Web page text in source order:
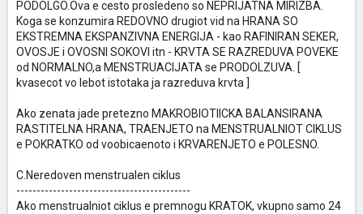
PODOLGO.Ova e cesto prosledeno so NEPRIJATNA MIRIZBA.
Koga se konzumira REDOVNO drugiot vid na HRANA SO
EKSTREMNA EKSPANZIVNA ENERGIJA - kao RAFINIRAN SEKER,
OVOSJE i OVOSNI SOKOVI itn - KRVTA SE RAZREDUVA POVEKE
od NORMALNO,a MENSTRUACIJATA se PRODOLZUVA. [
kvasecot vo lebot istotaka ja razreduva krvta ]
Ako zenata jade pretezno MAKROBIOTIICKA BALANSIRANA
RASTITELNA HRANA, TRAENJETO na MENSTRUALNIOT CIKLUS
e POKRATKO od voobicaenoto i KRVARENJETO e POLESNO.
C.Neredoven menstrualen ciklus
-------------------------------------------
Ako menstrualniot ciklus e premnogu KRATOK, vkupno samo 24